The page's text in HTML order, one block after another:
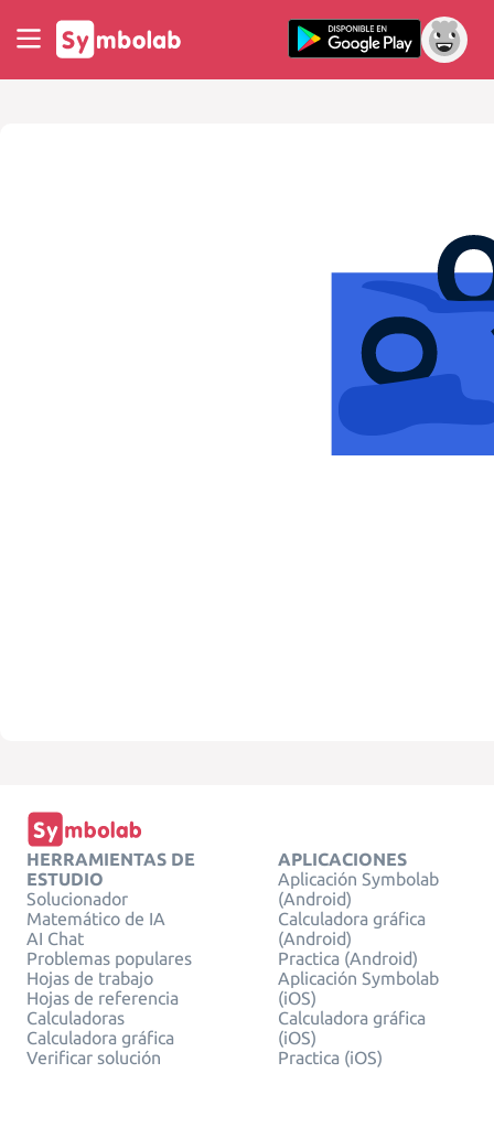
HERRAMIENTAS DE
ESTUDIO
Solucionador
Matemático de IA
AI Chat
Problemas populares
Hojas de trabajo
Hojas de referencia
Calculadoras
Calculadora gráfica
Verificar solución
APLICACIONES
Aplicación Symbolab
(Android)
Calculadora gráfica
(Android)
Practica (Android)
Aplicación Symbolab
(iOS)
Calculadora gráfica
(iOS)
Practica (iOS)